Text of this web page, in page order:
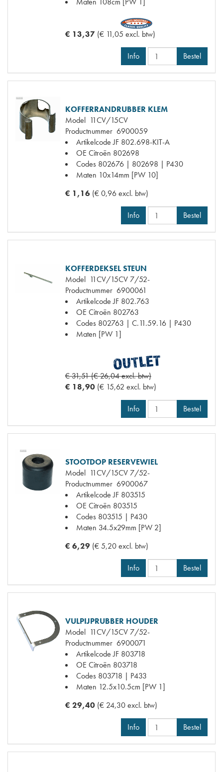
€ 13,37 (€ 11,05 excl. btw)
Info Bestel
KOFFERRANDRUBBER KLEM
Model 11CV/15CV
Productnummer 6900059
Artikelcode JF 802.698-KIT-A
OE Citroën 802698
Codes 802676 | 802698 | P430
Maten 10x14mm [PW 10]
€ 1,16 (€ 0,96 excl. btw)
Info Bestel
KOFFERDEKSEL STEUN
Model 11CV/15CV 7/52-
Productnummer 6900061
Artikelcode JF 802.763
OE Citroën 802763
Codes 802763 | C.11.59.16 | P430
Maten [PW 1]
€ 31,51 (€ 26,04 excl. btw)
€ 18,90 (€ 15,62 excl. btw)
Info Bestel
STOOTDOP RESERVEWIEL
Model 11CV/15CV 7/52-
Productnummer 6900067
Artikelcode JF 803515
OE Citroën 803515
Codes 803515 | P430
Maten 34.5x29mm [PW 2]
€ 6,29 (€ 5,20 excl. btw)
Info Bestel
VULPIJPRUBBER HOUDER
Model 11CV/15CV 7/52-
Productnummer 6900071
Artikelcode JF 803718
OE Citroën 803718
Codes 803718 | P433
Maten 12.5x10.5cm [PW 1]
€ 29,40 (€ 24,30 excl. btw)
Info Bestel